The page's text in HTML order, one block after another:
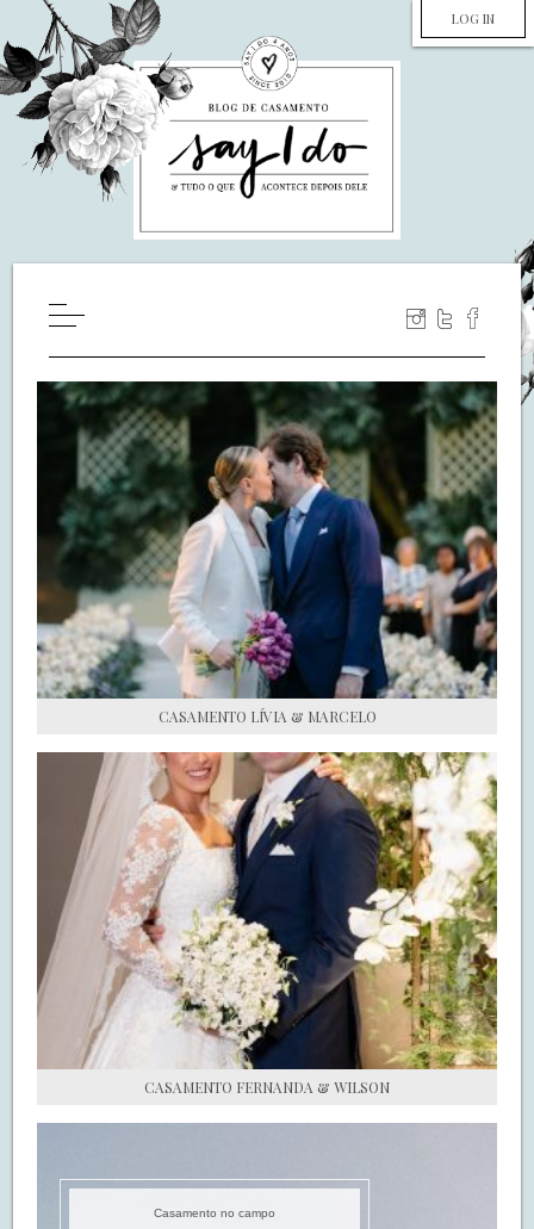
LOG IN
WILL YOU MARRY ME?
LUA DE MEL
COZINHA
DECORAÇÃO
DE NOIVA PRA NOIVA
S.O.S CASADAS
FALE COM O SAY I DO
CASAMENTO LÍVIA & MARCELO
CASAMENTO FERNANDA & WILSON
Casamento no campo